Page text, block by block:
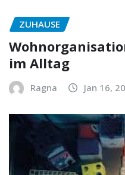
ZUHAUSE
im Alltag
Ragna Jan 16,